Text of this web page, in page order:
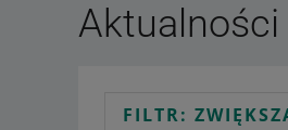
Aktualności
FILTR: